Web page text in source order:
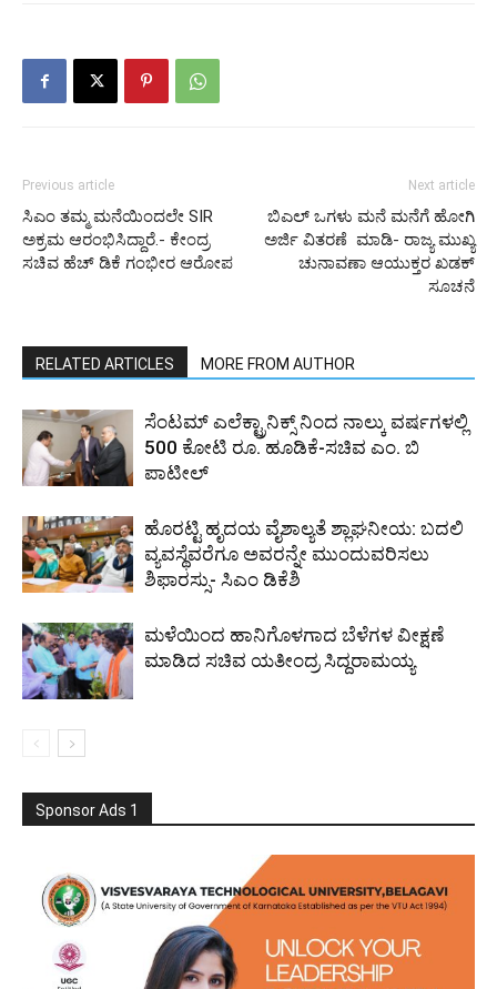
Previous article
ಸಿಎಂ ತಮ್ಮ ಮನೆಯಿಂದಲೇ SIR
ಅಕ್ರಮ ಆರಂಭಿಸಿದ್ದಾರೆ.- ಕೇಂದ್ರ
ಸಚಿವ ಹೆಚ್ ಡಿಕೆ ಗಂಭೀರ ಆರೋಪ
Next article
ಬಿಎಲ್ ಒಗಳು ಮನೆ ಮನೆಗೆ ಹೋಗಿ
ಅರ್ಜಿ ವಿತರಣೆ ಮಾಡಿ- ರಾಜ್ಯ ಮುಖ್ಯ
ಚುನಾವಣಾ ಆಯುಕ್ತರ ಖಡಕ್
ಸೂಚನೆ
RELATED ARTICLES MORE FROM AUTHOR
ಸೆಂಟಮ್ ಎಲೆಕ್ಟ್ರಾನಿಕ್ಸ್ ನಿಂದ ನಾಲ್ಕು ವರ್ಷಗಳಲ್ಲಿ
500 ಕೋಟಿ ರೂ. ಹೂಡಿಕೆ-ಸಚಿವ ಎಂ. ಬಿ
ಪಾಟೀಲ್
ಹೊರಟ್ಟಿ ಹೃದಯ ವೈಶಾಲ್ಯತೆ ಶ್ಲಾಘನೀಯ: ಬದಲಿ
ವ್ಯವಸ್ಥೆವರೆಗೂ ಅವರನ್ನೇ ಮುಂದುವರಿಸಲು
ಶಿಫಾರಸ್ಸು- ಸಿಎಂ ಡಿಕೆಶಿ
ಮಳೆಯಿಂದ ಹಾನಿಗೊಳಗಾದ ಬೆಳೆಗಳ ವೀಕ್ಷಣೆ
ಮಾಡಿದ ಸಚಿವ ಯತೀಂದ್ರ ಸಿದ್ದರಾಮಯ್ಯ
Sponsor Ads 1